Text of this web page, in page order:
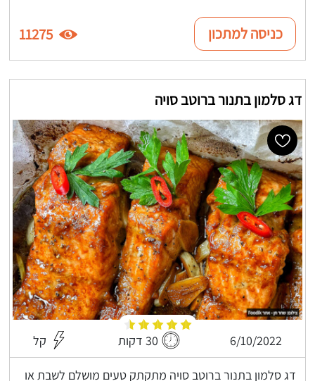
כניסה למתכון 11275
דג סלמון בתנור ברוטב סויה
6/10/2022 30 דקות קל
דג סלמון בתנור ברוטב סויה מתקתק טעים מושלם לשבת או